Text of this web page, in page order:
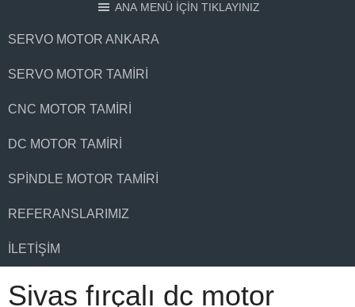
ANA MENÜ İÇİN TIKLAYINIZ
SERVO MOTOR ANKARA
SERVO MOTOR TAMIRI
CNC MOTOR TAMIRI
DC MOTOR TAMIRI
SPINDLE MOTOR TAMIRI
REFERANSLARIMIZ
İLETIŞIM
Sivas fırçalı dc motor